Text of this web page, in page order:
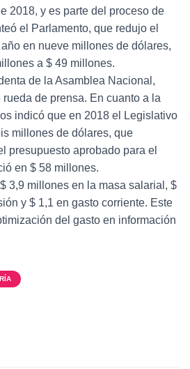
2018, y es parte del proceso de
el Parlamento, que redujo el
en nueve millones de dólares,
a $ 49 millones.
de la Asamblea Nacional,
de prensa. En cuanto a la
indicó que en 2018 el Legislativo
millones de dólares, que
presupuesto aprobado para el
en $ 58 millones.
3,9 millones en la masa salarial, $
y $ 1,1 en gasto corriente. Este
del gasto en información